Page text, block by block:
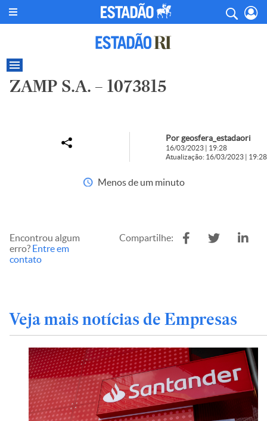
ZAMP S.A. – 1073815
Por geosfera_estadaori
16/03/2023 | 19:28
Atualização: 16/03/2023 | 19:28
Menos de um minuto
Encontrou algum
erro? Entre em
contato
Compartilhe:
Veja mais notícias de Empresas